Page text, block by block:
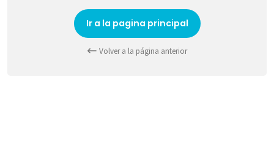
Ir a la pagina principal
Volver a la página anterior